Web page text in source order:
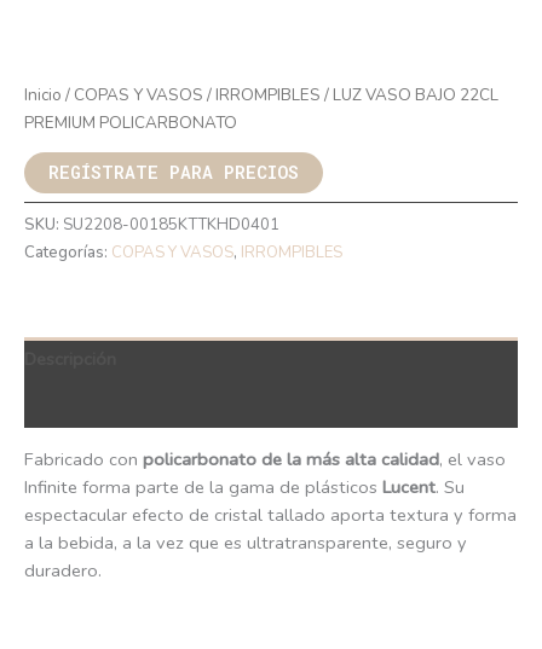
Inicio / COPAS Y VASOS / IRROMPIBLES / LUZ VASO BAJO 22CL
PREMIUM POLICARBONATO
REGÍSTRATE PARA PRECIOS
SKU: SU2208-00185KTTKHD0401
Categorías: COPAS Y VASOS, IRROMPIBLES
Fabricado con policarbonato de la más alta calidad, el vaso
Infinite forma parte de la gama de plásticos Lucent. Su
espectacular efecto de cristal tallado aporta textura y forma
a la bebida, a la vez que es ultratransparente, seguro y
duradero.